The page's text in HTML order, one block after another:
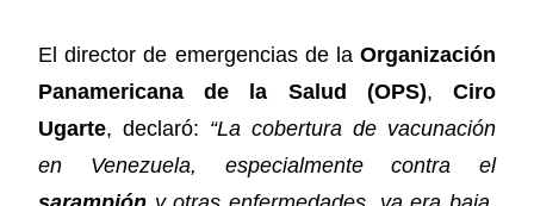
El director de emergencias de la Organización
Panamericana de la Salud (OPS), Ciro
Ugarte, declaró: “La cobertura de vacunación
en Venezuela, especialmente contra el